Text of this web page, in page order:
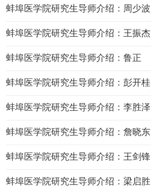
蚌埠医学院研究生导师介绍：周少波
蚌埠医学院研究生导师介绍：王振杰
蚌埠医学院研究生导师介绍：鲁正
蚌埠医学院研究生导师介绍：彭开桂
蚌埠医学院研究生导师介绍：李胜泽
蚌埠医学院研究生导师介绍：詹晓东
蚌埠医学院研究生导师介绍：王剑锋
蚌埠医学院研究生导师介绍：梁启胜